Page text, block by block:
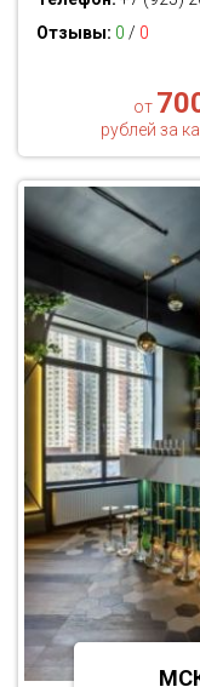
Отзывы: 0 / 0
от
рублей за